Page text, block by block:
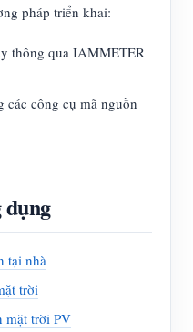
pháp triển khai:
thông qua IAMMETER
các công cụ mã nguồn
tại nhà
trời
mặt trời PV